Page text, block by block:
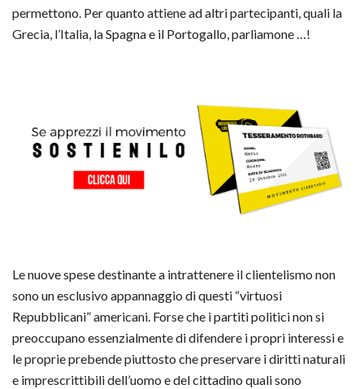
permettono. Per quanto attiene ad altri partecipanti, quali la
Grecia, l’Italia, la Spagna e il Portogallo, parliamone …!
Le nuove spese destinante a intrattenere il clientelismo non
sono un esclusivo appannaggio di questi “virtuosi
Repubblicani” americani. Forse che i partiti politici non si
preoccupano essenzialmente di difendere i propri interessi e
le proprie prebende piuttosto che preservare i diritti naturali
e imprescrittibili dell’uomo e del cittadino quali sono